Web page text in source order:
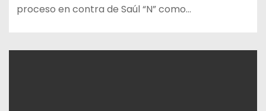
proceso en contra de Saúl “N” como…